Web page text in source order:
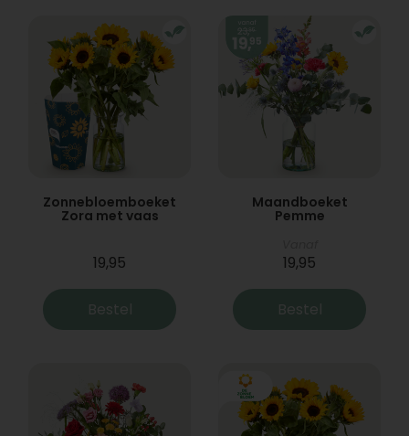
Zonnebloemboeket
Zora met vaas
19,95
Bestel
Maandboeket
Pemme
19,95
Bestel